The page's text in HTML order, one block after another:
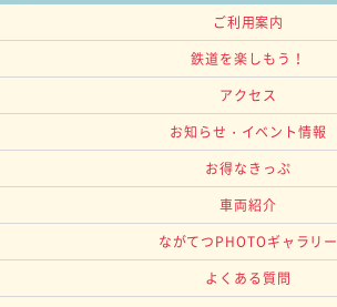
ご利用案内
鉄道を楽しもう！
アクセス
お知らせ・イベント情報
お得なきっぷ
車両紹介
ながてつPHOTOギャラリー
よくある質問